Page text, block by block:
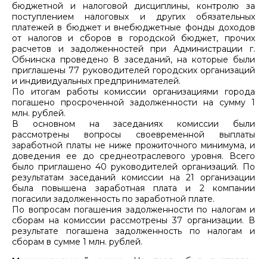
бюджетной и налоговой дисциплины, контролю за
поступлением налоговых и других обязательных
платежей в бюджет и внебюджетные фонды доходов
от налогов и сборов в городской бюджет, прочих
расчетов и задолженностей при Администрации г.
Обнинска проведено 8 заседаний, на которые были
приглашены 77 руководителей городских организаций
и индивидуальных предпринимателей.
По итогам работы комиссии организациями города
погашено просроченной задолженности на сумму 1
млн. рублей.
В основном на заседаниях комиссии были
рассмотрены вопросы своевременной выплаты
заработной платы не ниже прожиточного минимума, и
доведения ее до среднеотраслевого уровня. Всего
было приглашено 40 руководителей организаций. По
результатам заседаний комиссии на 21 организации
была повышена заработная плата и 2 компании
погасили задолженность по заработной плате.
По вопросам погашения задолженности по налогам и
сборам на комиссии рассмотрены 37 организации. В
результате погашена задолженность по налогам и
сборам в сумме 1 млн. рублей.